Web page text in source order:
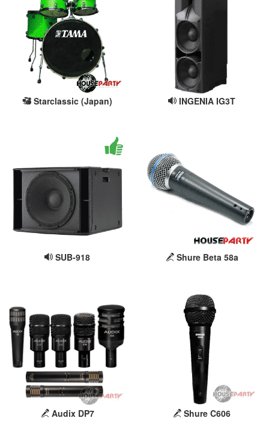
Starclassic (Japan) INGENIA IG3T
SUB-918 Shure Beta 58a
Audix DP7 Shure C606